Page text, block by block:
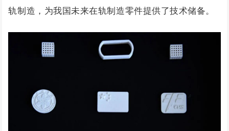
轨制造，为我国未来在轨制造零件提供了技术储备。